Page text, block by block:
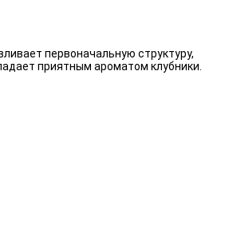
первоначальную структуру,
приятным ароматом клубники.